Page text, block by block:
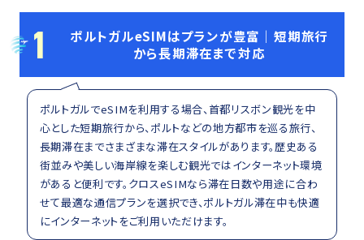
1
ポルトガルeSIMはプランが豊富｜短期旅行
から長期滞在まで対応
ポルトガルでeSIMを利用する場合、首都リスボン観光を中
心とした短期旅行から、ポルトなどの地方都市を巡る旅行、
長期滞在までさまざまな滞在スタイルがあります。歴史ある
街並みや美しい海岸線を楽しむ観光ではインターネット環境
があると便利です。クロスeSIMなら滞在日数や用途に合わ
せて最適な通信プランを選択でき、ポルトガル滞在中も快適
にインターネットをご利用いただけます。